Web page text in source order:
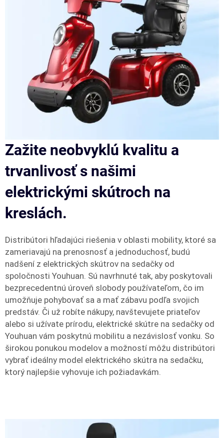
Zažite neobvyklú kvalitu a
trvanlivosť s našimi
elektrickými skútroch na
kreslách.
Distribútori hľadajúci riešenia v oblasti mobility, ktoré sa
zameriavajú na prenosnosť a jednoduchosť, budú
nadšení z elektrických skútrov na sedačky od
spoločnosti Youhuan. Sú navrhnuté tak, aby poskytovali
bezprecedentnú úroveň slobody používateľom, čo im
umožňuje pohybovať sa a mať zábavu podľa svojich
predstáv. Či už robíte nákupy, navštevujete priateľov
alebo si užívate prírodu, elektrické skútre na sedačky od
Youhuan vám poskytnú mobilitu a nezávislosť vonku. So
širokou ponukou modelov a možností môžu distribútori
vybrať ideálny model elektrického skútra na sedačku,
ktorý najlepšie vyhovuje ich požiadavkám.